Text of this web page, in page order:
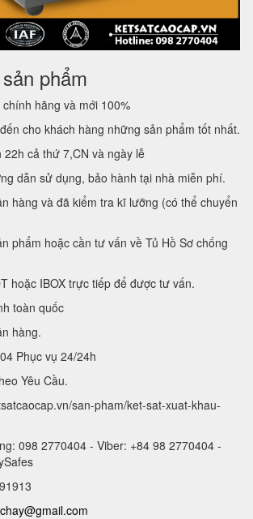
phẩm
hãng và mới 100%
cho khách hàng những sản phẩm tốt nhất.
cả thứ 7,CN và ngày lễ
dẫn sử dụng, bảo hành tại nhà miễn phí.
hàng và đã kiểm tra kĩ lưỡng (có thể chuyển
phẩm hoặc cần tư vấn về Tủ Hồ Sơ chống
hoặc IBOX trực tiếp để được tư vấn.
toàn quốc
hàng.
Phục vụ 24/24h
Yêu Cầu.
san-pham/ket-sat-xuat-khau-
098 2770404 - Viber: +84 98 2770404 -